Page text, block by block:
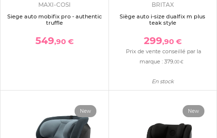
MAXI-COSI
Siege auto mobifix pro - authentic
truffle
549,90 €
BRITAX
Siège auto i-size dualfix m plus
teak style
299,90 €
Prix de vente conseillé par la
marque :379,00 €
En stock
New New